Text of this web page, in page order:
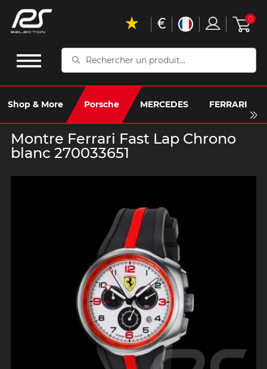
Rechercher
produit...
Shop & More Porsche MERCEDES FERRARI
€ 0
Montre Ferrari Fast Lap Chrono
blanc 270033651